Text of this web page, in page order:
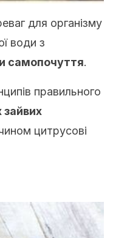
для організму
води з
самопочуття.
правильного
цитрусові